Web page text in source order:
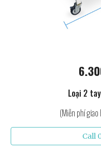
Loại 2
(Miễn phí
Call